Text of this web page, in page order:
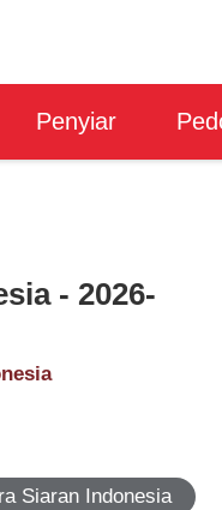
Penyiar
- 2026-
Siaran Indonesia